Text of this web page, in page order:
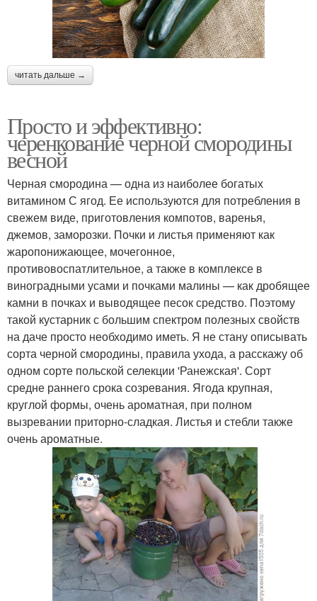
читать дальше →
Просто и эффективно:
черенкование черной смородины
весной
Черная смородина — одна из наиболее богатых
витамином С ягод. Ее используются для потребления в
свежем виде, приготовления компотов, варенья,
джемов, заморозки. Почки и листья применяют как
жаропонижающее, мочегонное,
противовоспатлительное, а также в комплексе в
виноградными усами и почками малины — как дробящее
камни в почках и выводящее песок средство. Поэтому
такой кустарник с большим спектром полезных свойств
на даче просто необходимо иметь. Я не стану описывать
сорта черной смородины, правила ухода, а расскажу об
одном сорте польской селекции 'Ранежская'. Сорт
средне раннего срока созревания. Ягода крупная,
круглой формы, очень ароматная, при полном
вызревании приторно-сладкая. Листья и стебли также
очень ароматные.